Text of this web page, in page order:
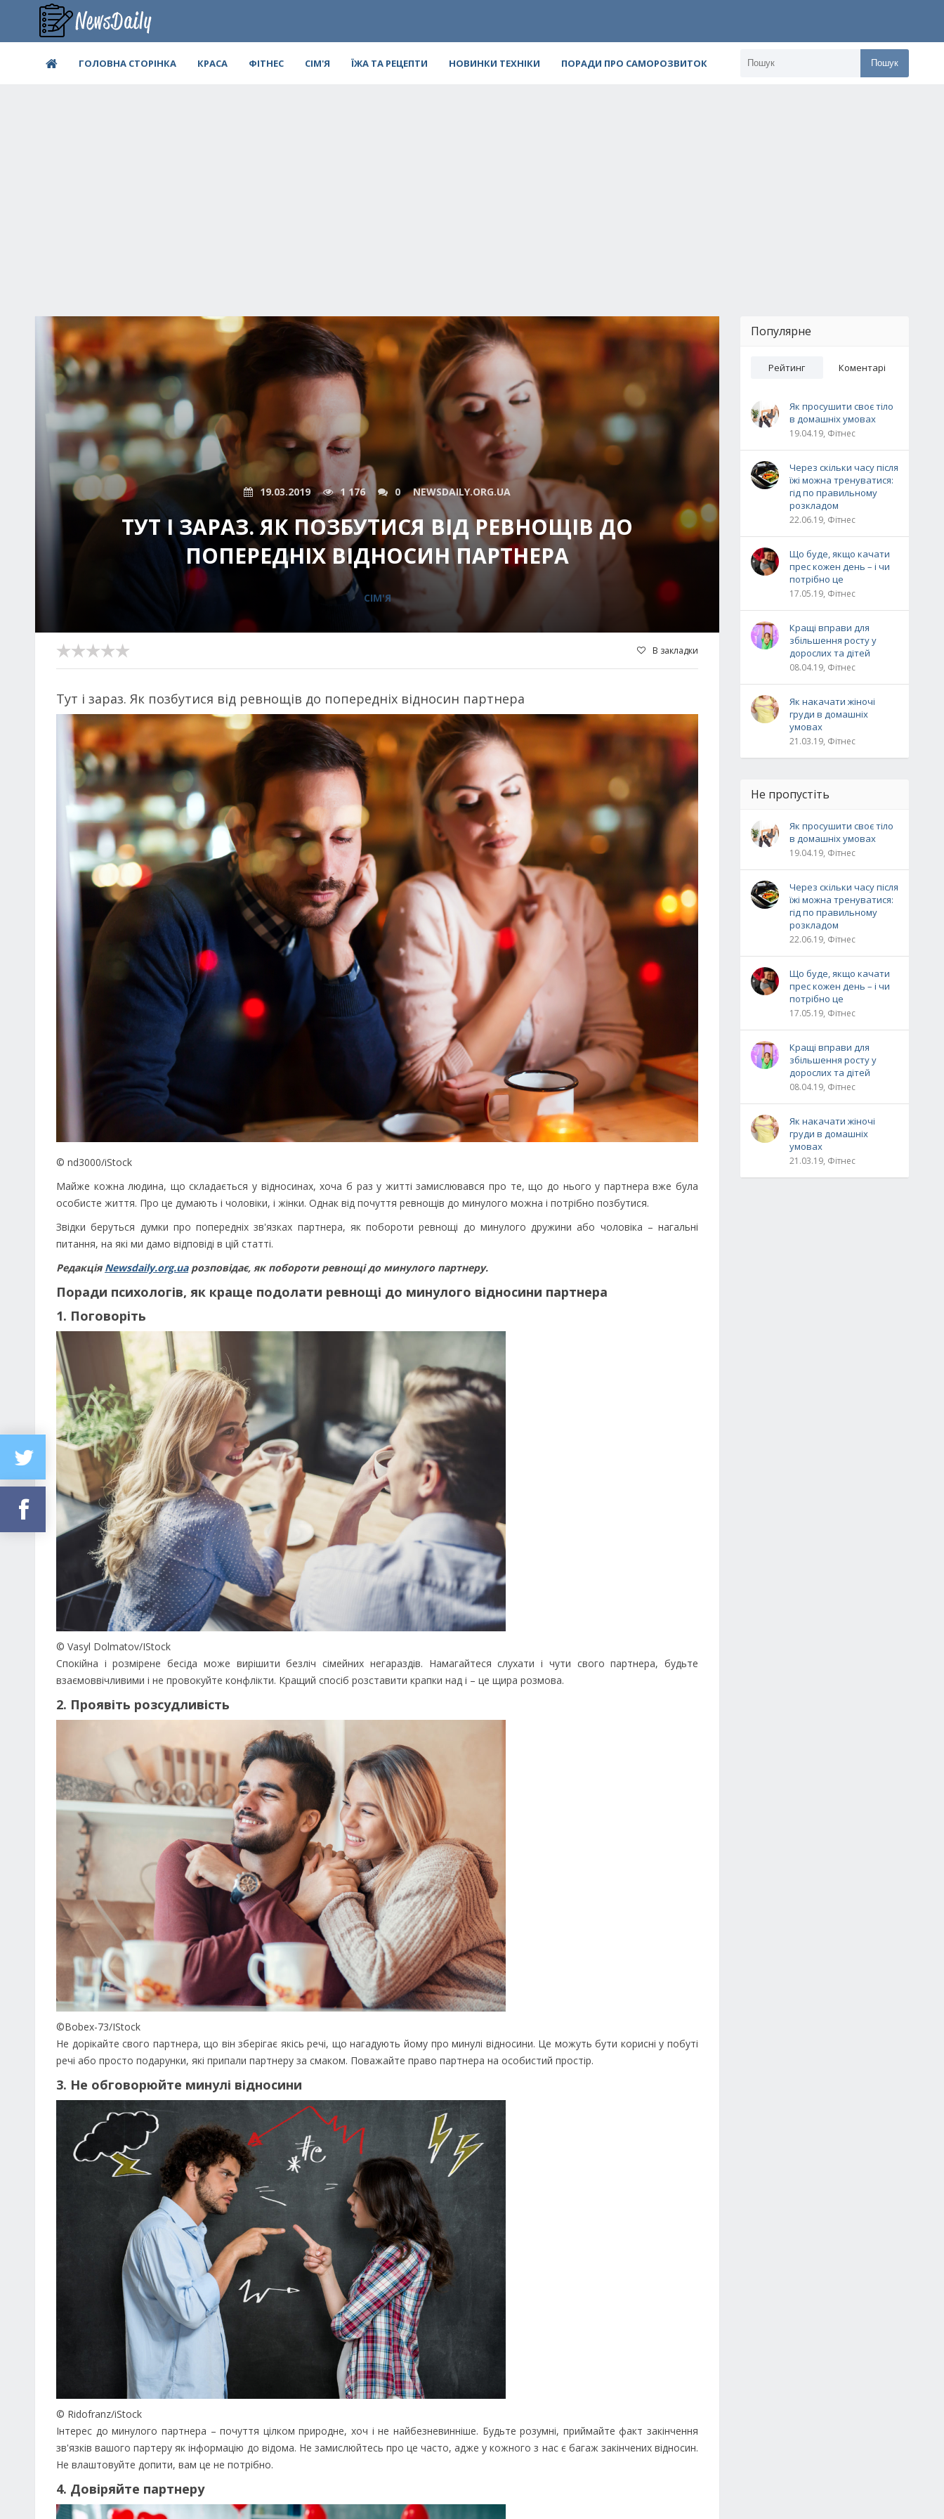
ГОЛОВНА СТОРІНКА КРАСА ФІТНЕС СІМ'Я ЇЖА ТА РЕЦЕПТИ НОВИНКИ ТЕХНІКИ ПОРАДИ ПРО САМОРОЗВИТОК Пошук
19.03.2019 1 176 0 NEWSDAILY.ORG.UA
ТУТ І ЗАРАЗ. ЯК ПОЗБУТИСЯ ВІД РЕВНОЩІВ ДО
ПОПЕРЕДНІХ ВІДНОСИН ПАРТНЕРА
СІМ'Я
В закладки
Тут і зараз. Як позбутися від ревнощів до попередніх відносин партнера
© nd3000/iStock
Майже кожна людина, що складається у відносинах, хоча б раз у житті замислювався про те, що до нього у партнера вже була
особисте життя. Про це думають і чоловіки, і жінки. Однак від почуття ревнощів до минулого можна і потрібно позбутися.
Звідки беруться думки про попередніх зв'язках партнера, як побороти ревнощі до минулого дружини або чоловіка – нагальні
питання, на які ми дамо відповіді в цій статті.
Редакція Newsdaily.org.uaрозповідає, як побороти ревнощі до минулого партнеру.
Поради психологів, як краще подолати ревнощі до минулого відносини партнера
1. Поговоріть
© Vasyl Dolmatov/IStock
Спокійна і розмірене бесіда може вирішити безліч сімейних негараздів. Намагайтеся слухати і чути свого партнера, будьте
взаємоввічливими і не провокуйте конфлікти. Кращий спосіб розставити крапки над i – це щира розмова.
2. Проявіть розсудливість
©Bobex-73/IStock
Не дорікайте свого партнера, що він зберігає якісь речі, що нагадують йому про минулі відносини. Це можуть бути корисні у побуті
речі або просто подарунки, які припали партнеру за смаком. Поважайте право партнера на особистий простір.
3. Не обговорюйте минулі відносини
© Ridofranz/iStock
Інтерес до минулого партнера – почуття цілком природне, хоч і не найбезневинніше. Будьте розумні, приймайте факт закінчення
зв'язків вашого партеру як інформацію до відома. Не замислюйтесь про це часто, адже у кожного з нас є багаж закінчених відносин.
Не влаштовуйте допити, вам це не потрібно.
4. Довіряйте партнеру
Популярне
Рейтинг Коментарі
Як просушити своє тіло
в домашніх умовах
19.04.19, Фітнес
Через скільки часу після
їжі можна тренуватися:
гід по правильному
розкладом
22.06.19, Фітнес
Що буде, якщо качати
прес кожен день – і чи
потрібно це
17.05.19, Фітнес
Кращі вправи для
збільшення росту у
дорослих та дітей
08.04.19, Фітнес
Як накачати жіночі
груди в домашніх
умовах
21.03.19, Фітнес
Не пропустіть
Як просушити своє тіло
в домашніх умовах
19.04.19, Фітнес
Через скільки часу після
їжі можна тренуватися:
гід по правильному
розкладом
22.06.19, Фітнес
Що буде, якщо качати
прес кожен день – і чи
потрібно це
17.05.19, Фітнес
Кращі вправи для
збільшення росту у
дорослих та дітей
08.04.19, Фітнес
Як накачати жіночі
груди в домашніх
умовах
21.03.19, Фітнес